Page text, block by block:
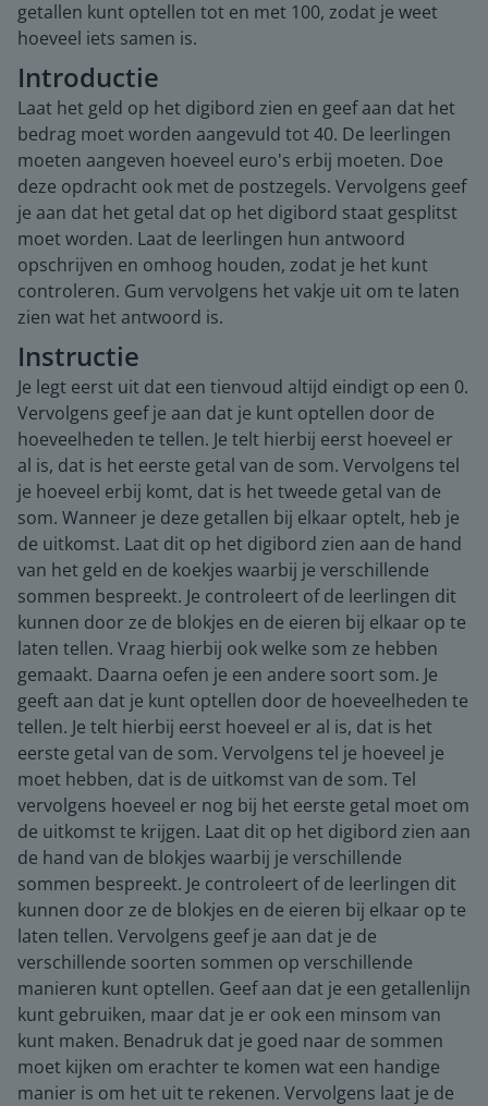
getallen kunt optellen tot en met 100, zodat je weet
hoeveel iets samen is.
Introductie
Laat het geld op het digibord zien en geef aan dat het
bedrag moet worden aangevuld tot 40. De leerlingen
moeten aangeven hoeveel euro's erbij moeten. Doe
deze opdracht ook met de postzegels. Vervolgens geef
je aan dat het getal dat op het digibord staat gesplitst
moet worden. Laat de leerlingen hun antwoord
opschrijven en omhoog houden, zodat je het kunt
controleren. Gum vervolgens het vakje uit om te laten
zien wat het antwoord is.
Instructie
Je legt eerst uit dat een tienvoud altijd eindigt op een 0.
Vervolgens geef je aan dat je kunt optellen door de
hoeveelheden te tellen. Je telt hierbij eerst hoeveel er
al is, dat is het eerste getal van de som. Vervolgens tel
je hoeveel erbij komt, dat is het tweede getal van de
som. Wanneer je deze getallen bij elkaar optelt, heb je
de uitkomst. Laat dit op het digibord zien aan de hand
van het geld en de koekjes waarbij je verschillende
sommen bespreekt. Je controleert of de leerlingen dit
kunnen door ze de blokjes en de eieren bij elkaar op te
laten tellen. Vraag hierbij ook welke som ze hebben
gemaakt. Daarna oefen je een andere soort som. Je
geeft aan dat je kunt optellen door de hoeveelheden te
tellen. Je telt hierbij eerst hoeveel er al is, dat is het
eerste getal van de som. Vervolgens tel je hoeveel je
moet hebben, dat is de uitkomst van de som. Tel
vervolgens hoeveel er nog bij het eerste getal moet om
de uitkomst te krijgen. Laat dit op het digibord zien aan
de hand van de blokjes waarbij je verschillende
sommen bespreekt. Je controleert of de leerlingen dit
kunnen door ze de blokjes en de eieren bij elkaar op te
laten tellen. Vervolgens geef je aan dat je de
verschillende soorten sommen op verschillende
manieren kunt optellen. Geef aan dat je een getallenlijn
kunt gebruiken, maar dat je er ook een minsom van
kunt maken. Benadruk dat je goed naar de sommen
moet kijken om erachter te komen wat een handige
manier is om het uit te rekenen. Vervolgens laat je de